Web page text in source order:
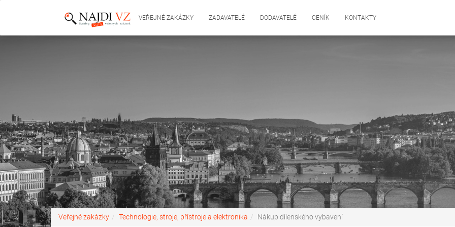
VEŘEJNÉ ZAKÁZKY ZADAVATELÉ DODAVATELÉ CENÍK KONTAKTY
Veřejné zakázky Technologie, stroje, přístroje a elektronika Nákup dílenského vybavení